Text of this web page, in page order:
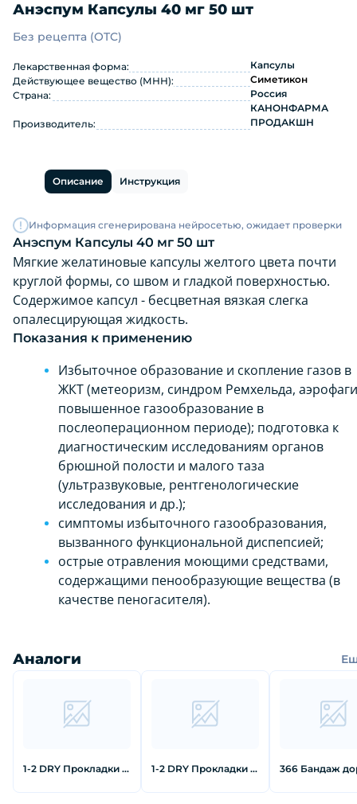
Анэспум Капсулы 40 мг 50 шт
Анэспум Капсулы 40 мг 50 шт:
Без рецепта (OTC)
Лекарственная форма:
Капсулы
Действующее вещество (МНН):
Симетикон
Страна:
Россия
Производитель:
КАНОНФАРМА
ПРОДАКШН
Описание Инструкция
Информация сгенерирована нейросетью, ожидает проверки
Анэспум Капсулы 40 мг 50 шт
Мягкие желатиновые капсулы желтого цвета почти
круглой формы, со швом и гладкой поверхностью.
Содержимое капсул - бесцветная вязкая слегка
опалесцирующая жидкость.
Показания к применению
Избыточное образование и скопление газов в
ЖКТ (метеоризм, синдром Ремхельда,
повышенное газообразование в
послеоперационном периоде); подготовка к
диагностическим исследованиям органов
брюшной полости и малого таза
(ультразвуковые, рентгенологические
исследования и др.);
симптомы избыточного газообразования,
вызванного функциональной диспепсией;
острые отравления моющими средствами,
содержащими пенообразующие вещества (в
качестве пеногасителя).
Аналоги
1-2 DRY Прокладки для подмышек от пота для одежды без рукавов 1-2 DRY Прокладки для подмышек от пота черного цвета большие 12 шт